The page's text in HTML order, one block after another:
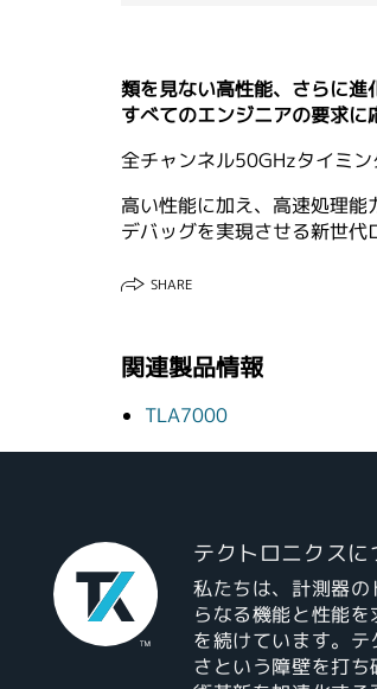
類を見ない高性能、さらに進
すべてのエンジニアの要求に
全チャンネル50GHzタイミ
高い性能に加え、高速処理
デバッグを実現させる新世代
SHARE
関連製品情報
TLA7000
テクトロニクスに
私たちは、計測器
らなる機能と性能
を続けています。
さという障壁を打